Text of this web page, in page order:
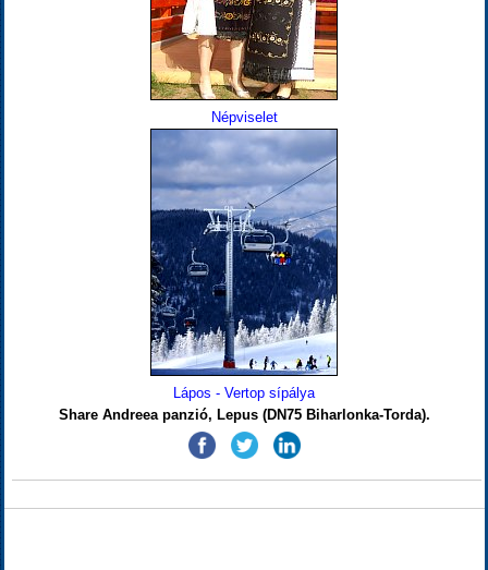
Népviselet
Lápos - Vertop sípálya
Share Andreea panzió, Lepus (DN75 Biharlonka-Torda).